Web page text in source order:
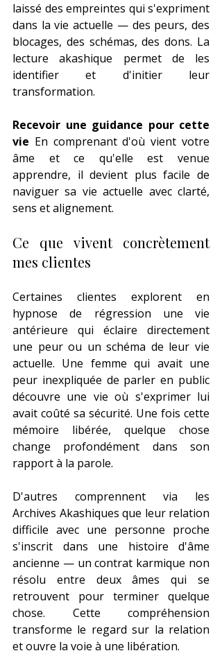
laissé des empreintes qui s'expriment
dans la vie actuelle — des peurs, des
blocages, des schémas, des dons. La
lecture akashique permet de les
identifier et d'initier leur
transformation.
Recevoir une guidance pour cette
vie En comprenant d'où vient votre
âme et ce qu'elle est venue
apprendre, il devient plus facile de
naviguer sa vie actuelle avec clarté,
sens et alignement.
Ce que vivent concrètement
mes clientes
Certaines clientes explorent en
hypnose de régression une vie
antérieure qui éclaire directement
une peur ou un schéma de leur vie
actuelle. Une femme qui avait une
peur inexpliquée de parler en public
découvre une vie où s'exprimer lui
avait coûté sa sécurité. Une fois cette
mémoire libérée, quelque chose
change profondément dans son
rapport à la parole.
D'autres comprennent via les
Archives Akashiques que leur relation
difficile avec une personne proche
s'inscrit dans une histoire d'âme
ancienne — un contrat karmique non
résolu entre deux âmes qui se
retrouvent pour terminer quelque
chose. Cette compréhension
transforme le regard sur la relation
et ouvre la voie à une libération.